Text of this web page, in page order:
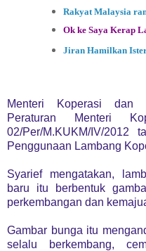
Rakyat Malaysia
Ok ke Saya Kerap
Jiran Hamilkan
Menteri Koperasi dan
Peraturan Menteri
02/Per/M.KUKM/IV/
Penggunaan Lambang
Syarief mengatakan,
baru itu berbentuk
perkembangan dan
Gambar bunga itu
selalu berkembang,